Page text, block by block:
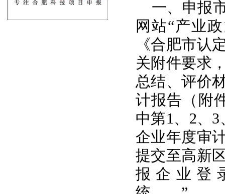
一、申报
网站“产业
《合肥市认
关附件要求
总结、评价
计报告（附
中第1 、 2、 3
企业年度审
提交至高新
报企业登